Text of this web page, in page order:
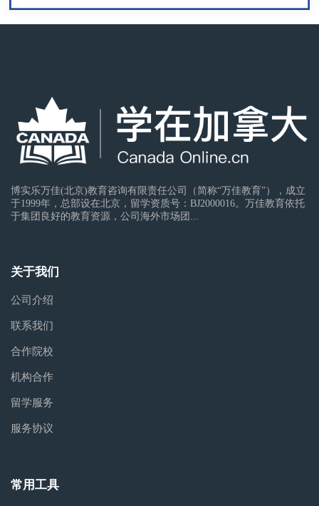
博实乐万佳(北京)教育咨询有限责任公司（简称“万佳教育”），成立
于1999年，总部设在北京，留学资质号：BJ2000016。万佳教育依托
于集团良好的教育资源，公司海外市场团...
关于我们
公司介绍
联系我们
合作院校
机构合作
留学服务
服务协议
常用工具